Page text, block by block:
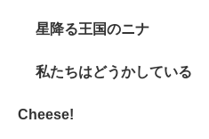
星降る王国のニナ
私たちはどうかしている
Cheese!